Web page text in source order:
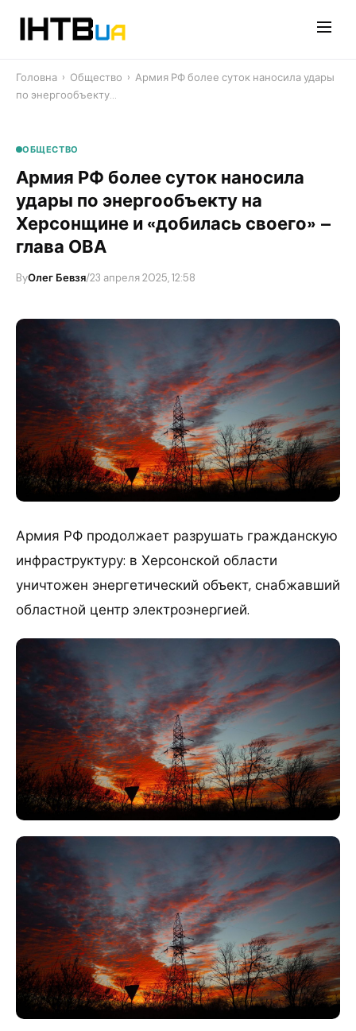
Головна › Общество › Армия РФ более суток наносила удары
по энергообъекту…
ОБЩЕСТВО
Армия РФ более суток наносила
удары по энергообъекту на
Херсонщине и «добилась своего» –
глава ОВА
ByОлег Бевзя/23 апреля 2025, 12:58
Армия РФ продолжает разрушать гражданскую
инфраструктуру: в Херсонской области
уничтожен энергетический объект, снабжавший
областной центр электроэнергией.